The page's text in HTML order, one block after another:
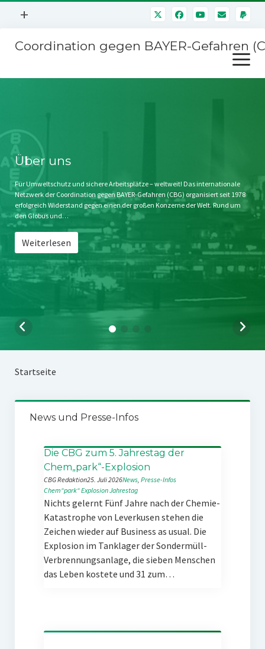
Menü
+
Mitmachen
Kontakt
Impressum
Störfälle
Coordination gegen BAYER-Gefahren
Menü
öffnen
Stichwort BAYER
Jahrestagung
SPENDEN
Über uns
Für Umweltschutz und sichere Arbeitsplätze – weltweit! Das internationale
Netzwerk der Coordination gegen BAYER-Gefahren (CBG) organisiert seit 1978
erfolgreich Widerstand gegen einen der großen Konzerne der Welt. Rund um
den Globus und…
Weiterlesen
Startseite
News und Presse-Infos
Die CBG zum 5. Jahrestag der
Chem„park“-Explosion
CBG Redaktion25. Juli 2026News, Presse-Infos
Chem“park“ExplosionJahrestag
Nichts gelernt Fünf Jahre nach der Chemie-
Katastrophe von Leverkusen stehen die
Zeichen wieder auf Business as usual. Die
Explosion im Tanklager der Sondermüll-
Verbrennungsanlage, die sieben Menschen
das Leben kostete und 31 zum…